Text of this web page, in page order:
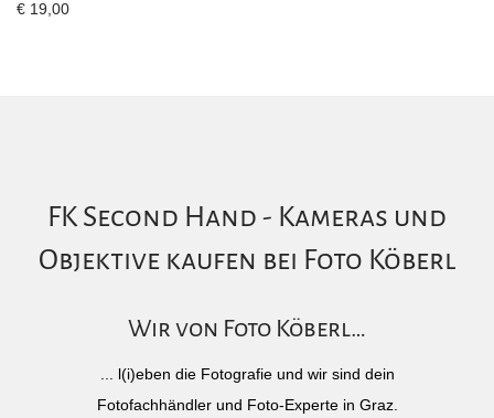
€ 19,00
FK Second Hand - Kameras und
Objektive kaufen bei Foto Köberl
Wir von Foto Köberl…
... l(i)eben die Fotografie und wir sind dein
Fotofachhändler und Foto-Experte in Graz.